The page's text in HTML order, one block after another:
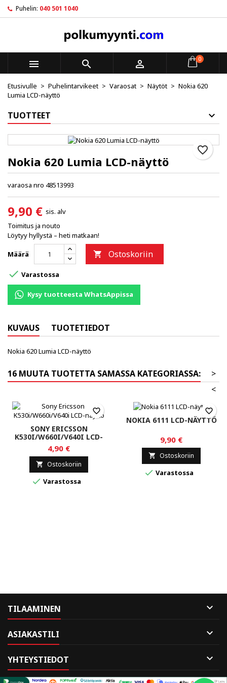
Puhelin: 040 501 1040
   0
Etusivulle Puhelintarvikeet Varaosat Näytöt
Nokia 620
Lumia LCD-näyttö
TUOTTEET
Nokia 620 Lumia LCD-näyttö
varaosa nro 48513993
9,90 € sis. alv
Toimitus ja nouto
Löytyy hyllystä – heti matkaan!
Määrä  Ostoskoriin
favorite_border
 Varastossa
Kysy tuotteesta WhatsAppissa
KUVAUS TUOTETIEDOT
Nokia 620 Lumia LCD-näyttö
16 MUUTA TUOTETTA SAMASSA KATEGORIASSA:
>
<
SONY ERICSSON
K530I/W660I/V640I LCD-
NÄYTTÖ
4,90 €
 Ostoskoriin
 Varastossa
favorite_border
NOKIA 6111 LCD-NÄYTTÖ
9,90 €
 Ostoskoriin
 Varastossa
favorite_border
TILAAMINEN 
ASIAKASTILI 
YHTEYSTIEDOT 
My wishlists ×
Create new list
Luo toivelista ×
Toivelistan nimi
Kirjaudu sisään ×
Sinun pitää olla kirjautunut jotta voit lisätä tuotteita
toivelistalle.
Peruuta Kirjaudu sisään